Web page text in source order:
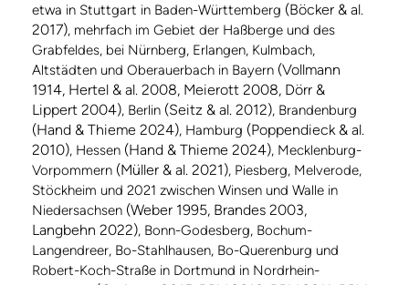
etwa in Stuttgart in Baden-Württemberg (Böcker & al.
2017), mehrfach im Gebiet der Haßberge und des
Grabfeldes, bei Nürnberg, Erlangen, Kulmbach,
Altstädten und Oberauerbach in Bayern (Vollmann
1914, Hertel & al. 2008, Meierott 2008, Dörr &
Lippert 2004), Berlin (Seitz & al. 2012), Brandenburg
(Hand & Thieme 2024), Hamburg (Poppendieck & al.
2010), Hessen (Hand & Thieme 2024), Mecklenburg-
Vorpommern (Müller & al. 2021), Piesberg, Melverode,
Stöckheim und 2021 zwischen Winsen und Walle in
Niedersachsen (Weber 1995, Brandes 2003,
Langbehn 2022), Bonn-Godesberg, Bochum-
Langendreer, Bo-Stahlhausen, Bo-Querenburg und
Robert-Koch-Straße in Dortmund in Nordrhein-